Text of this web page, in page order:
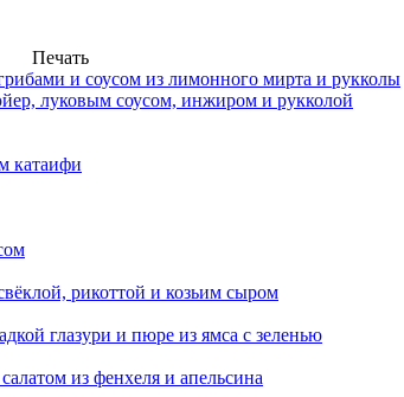
Печать
и соусом из лимонного мирта и рукколы
луковым соусом, инжиром и рукколой
катаифи
рикоттой и козьим сыром
глазури и пюре из ямса с зеленью
из фенхеля и апельсина